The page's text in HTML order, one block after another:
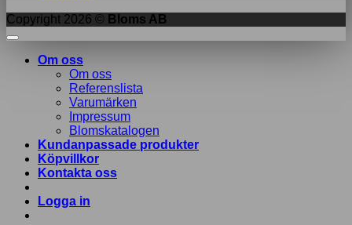
Copyright 2026 © Bloms AB
Om oss
Om oss
Referenslista
Varumärken
Impressum
Blomskatalogen
Kundanpassade produkter
Köpvillkor
Kontakta oss
Logga in